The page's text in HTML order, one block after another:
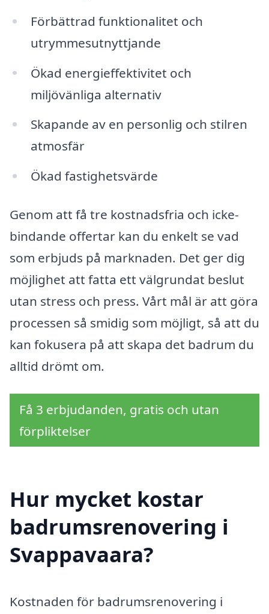
Förbättrad funktionalitet och
utrymmesutnyttjande
Ökad energieffektivitet och
miljövänliga alternativ
Skapande av en personlig och stilren
atmosfär
Ökad fastighetsvärde
Genom att få tre kostnadsfria och icke-
bindande offertar kan du enkelt se vad
som erbjuds på marknaden. Det ger dig
möjlighet att fatta ett välgrundat beslut
utan stress och press. Vårt mål är att göra
processen så smidig som möjligt, så att du
kan fokusera på att skapa det badrum du
alltid drömt om.
Få 3 erbjudanden, gratis och utan
förpliktelser
Hur mycket kostar
badrumsrenovering i
Svappavaara?
Kostnaden för badrumsrenovering i